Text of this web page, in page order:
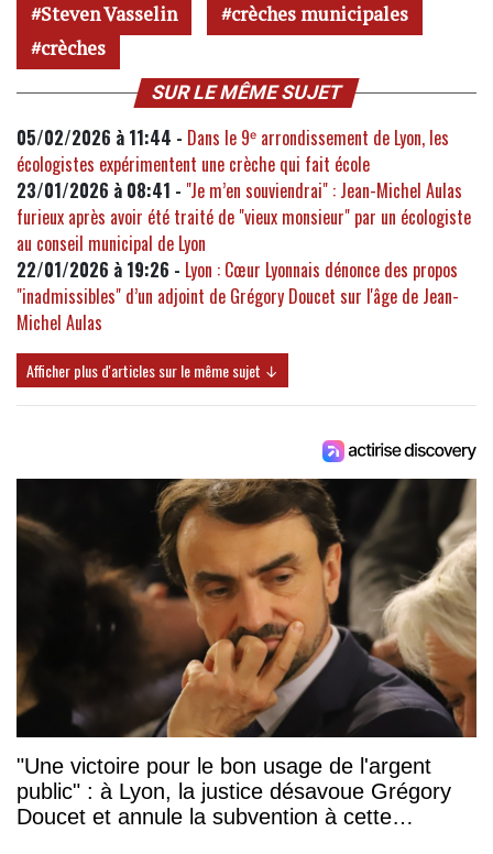
Steven Vasselin
crèches municipales
crèches
SUR LE MÊME SUJET
05/02/2026 à 11:44 - Dans le 9ᵉ arrondissement de Lyon, les
écologistes expérimentent une crèche qui fait école
23/01/2026 à 08:41 - "Je m’en souviendrai" : Jean-Michel Aulas
furieux après avoir été traité de "vieux monsieur" par un écologiste
au conseil municipal de Lyon
22/01/2026 à 19:26 - Lyon : Cœur Lyonnais dénonce des propos
"inadmissibles" d’un adjoint de Grégory Doucet sur l'âge de Jean-
Michel Aulas
Afficher plus d'articles sur le même sujet ↓
"Une victoire pour le bon usage de l'argent
public" : à Lyon, la justice désavoue Grégory
Doucet et annule la subvention à cette